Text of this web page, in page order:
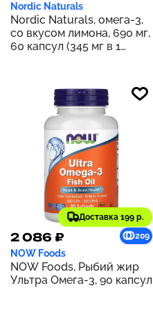
Nordic Naturals
Nordic Naturals, омега-3,
со вкусом лимона, 690 мг,
60 капсул (345 мг в 1
Доставка 199 р.
2 086 ₽ 209
NOW Foods
NOW Foods, Рыбий жир
Ультра Омега-3, 90 капсул